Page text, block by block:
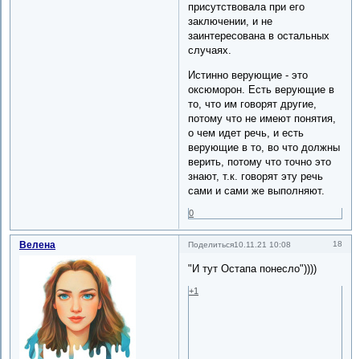
присутствовала при его
заключении, и не
заинтересована в остальных
случаях.
Истинно верующие - это
оксюморон. Есть верующие в
то, что им говорят другие,
потому что не имеют понятия,
о чем идет речь, и есть
верующие в то, во что должны
верить, потому что точно это
знают, т.к. говорят эту речь
сами и сами же выполняют.
0
Поделиться 18
10.11.21 10:08
Велена
"И тут Остапа понесло"))))
+1